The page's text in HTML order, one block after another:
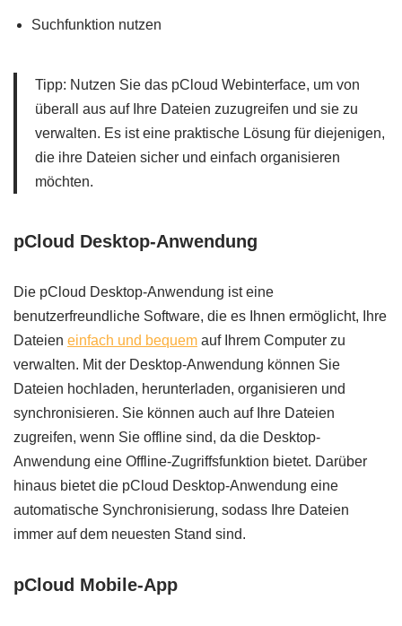
Suchfunktion nutzen
Tipp: Nutzen Sie das pCloud Webinterface, um von
überall aus auf Ihre Dateien zuzugreifen und sie zu
verwalten. Es ist eine praktische Lösung für diejenigen,
die ihre Dateien sicher und einfach organisieren
möchten.
pCloud Desktop-Anwendung
Die pCloud Desktop-Anwendung ist eine
benutzerfreundliche Software, die es Ihnen ermöglicht, Ihre
Dateien einfach und bequem auf Ihrem Computer zu
verwalten. Mit der Desktop-Anwendung können Sie
Dateien hochladen, herunterladen, organisieren und
synchronisieren. Sie können auch auf Ihre Dateien
zugreifen, wenn Sie offline sind, da die Desktop-
Anwendung eine Offline-Zugriffsfunktion bietet. Darüber
hinaus bietet die pCloud Desktop-Anwendung eine
automatische Synchronisierung, sodass Ihre Dateien
immer auf dem neuesten Stand sind.
pCloud Mobile-App